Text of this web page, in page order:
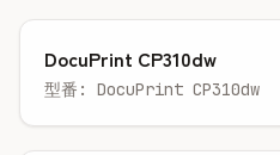
DocuPrint CP310dw
型番: DocuPrint CP310dw